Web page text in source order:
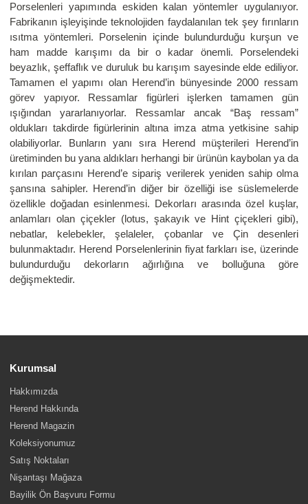
Porselenleri yapımında eskiden kalan yöntemler uygulanıyor.
Fabrikanın işleyişinde teknolojiden faydalanılan tek şey fırınların
ısıtma yöntemleri. Porselenin içinde bulundurduğu kurşun ve
ham madde karışımı da bir o kadar önemli. Porselendeki
beyazlık, şeffaflık ve duruluk bu karışım sayesinde elde ediliyor.
Tamamen el yapımı olan Herend’in bünyesinde 2000 ressam
görev yapıyor. Ressamlar figürleri işlerken tamamen gün
ışığından yararlanıyorlar. Ressamlar ancak “Baş ressam”
oldukları takdirde figürlerinin altına imza atma yetkisine sahip
olabiliyorlar. Bunların yanı sıra Herend müşterileri Herend’in
üretiminden bu yana aldıkları herhangi bir ürünün kaybolan ya da
kırılan parçasını Herend’e sipariş verilerek yeniden sahip olma
şansına sahipler. Herend’in diğer bir özelliği ise süslemelerde
özellikle doğadan esinlenmesi. Dekorları arasında özel kuşlar,
anlamları olan çiçekler (lotus, şakayık ve Hint çiçekleri gibi),
nebatlar, kelebekler, şelaleler, çobanlar ve Çin desenleri
bulunmaktadır. Herend Porselenlerinin fiyat farkları ise, üzerinde
bulundurduğu dekorların ağırlığına ve bolluğuna göre
değişmektedir.
Kurumsal
Hakkımızda
Herend Hakkında
Herend Magazin
Koleksiyonumuz
Satış Noktaları
Nişantaşı Mağaza
Bayilik Ön Başvuru Formu